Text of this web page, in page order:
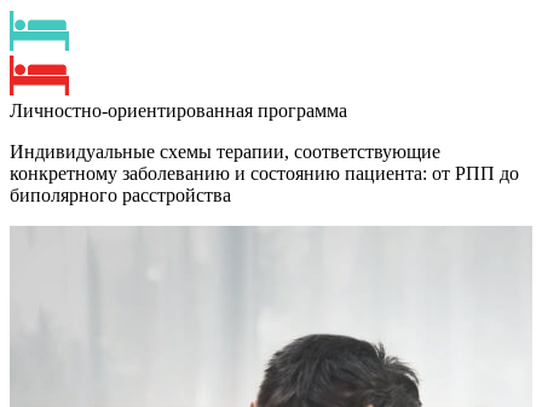
Личностно-ориентированная программа
Индивидуальные схемы терапии, соответствующие
конкретному заболеванию и состоянию пациента: от РПП до
биполярного расстройства